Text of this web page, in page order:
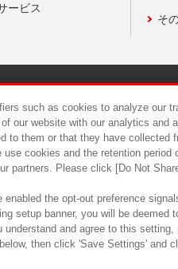
ービス
そ
食品のご
such as cookies to analyze our
our website with our analytics and
to them or that they have
cookies and the retention
partners. Please click [Do Not
enabled the opt-out preference
setup banner, you will be
and agree to this
then click 'Save Settings' and